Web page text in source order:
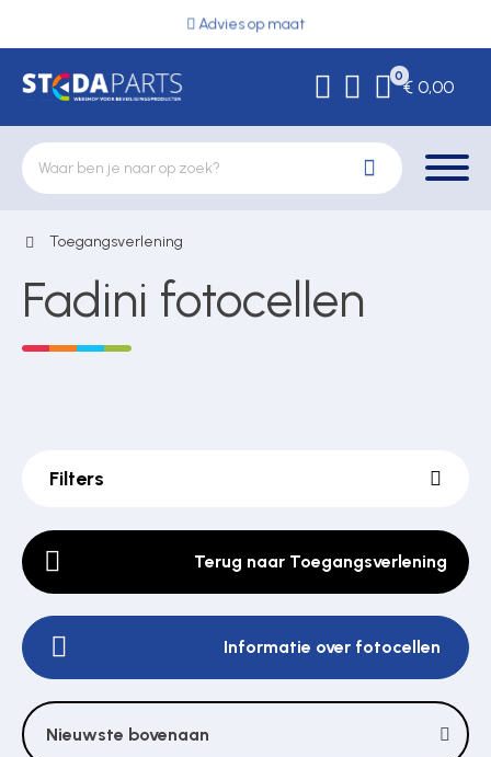
Advies op maat
0
€ 0,00
Deurbeslag
Kluizen
Poortonderdelen
Pulsgevers
Sloten
Toegangsverlening
Fadini fotocellen
Filters
Terug naar Toegangsverlening
Informatie over fotocellen
Nieuwste bovenaan